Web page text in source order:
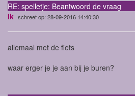
RE: spelletje: Beantwoord de vraag
Ik schreef op: 28-09-2016 14:40:30
allemaal met de fiets
waar erger je je aan bij je buren?